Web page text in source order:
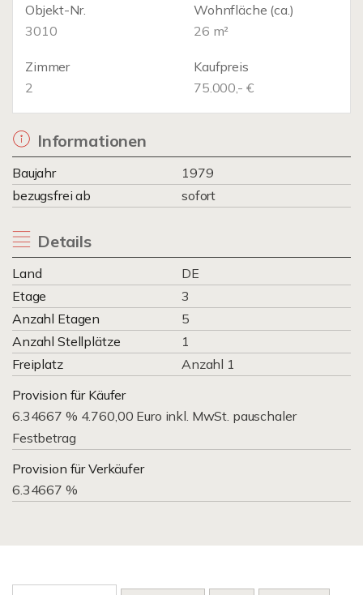
Objekt-Nr.
3010
Wohnfläche (ca.)
26 m²
Zimmer
2
Kaufpreis
75.000,- €
Informationen
Baujahr
1979
bezugsfrei ab
sofort
Details
Land
DE
Etage
3
Anzahl Etagen
5
Anzahl Stellplätze
1
Freiplatz
Anzahl 1
Provision für Käufer
6.34667 % 4.760,00 Euro inkl. MwSt. pauschaler
Festbetrag
Provision für Verkäufer
6.34667 %